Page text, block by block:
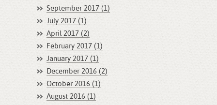
September 2017 (1)
July 2017 (1)
April 2017 (2)
February 2017 (1)
January 2017 (1)
December 2016 (2)
October 2016 (1)
August 2016 (1)